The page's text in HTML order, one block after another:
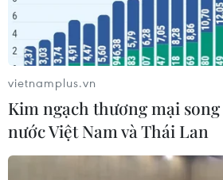
vietnamplus.vn
Kim ngạch thương mại
nước Việt Nam và Thái Lan